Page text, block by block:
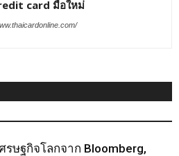
card มือใหม่
รษฐกิจโลกจาก Bloomberg,